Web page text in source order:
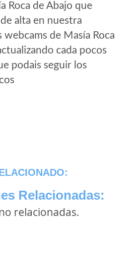
Roca de Abajo que
alta en nuestra
webcams de Masía Roca
cada pocos
podais seguir los
Relacionadas:
relacionadas.